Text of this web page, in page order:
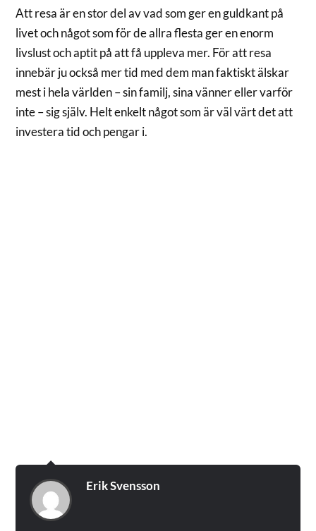
Att resa är en stor del av vad som ger en guldkant på
livet och något som för de allra flesta ger en enorm
livslust och aptit på att få uppleva mer. För att resa
innebär ju också mer tid med dem man faktiskt älskar
mest i hela världen – sin familj, sina vänner eller varför
inte – sig själv. Helt enkelt något som är väl värt det att
investera tid och pengar i.
Erik Svensson